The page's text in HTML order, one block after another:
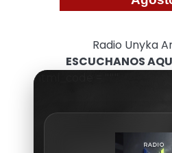
Radio Unyka
ESCUCHANOS